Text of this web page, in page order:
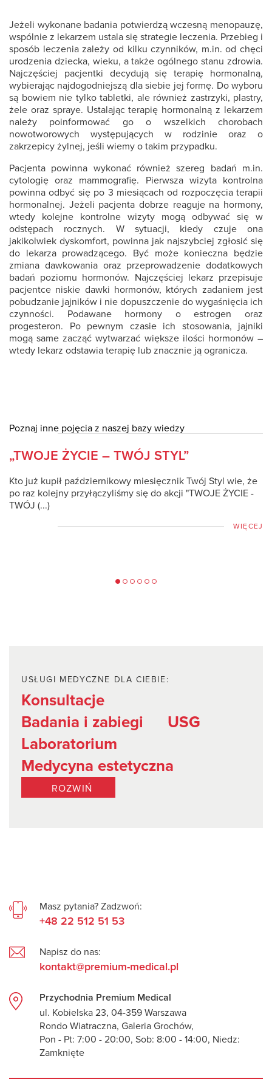
Jeżeli wykonane badania potwierdzą wczesną menopauzę,
wspólnie z lekarzem ustala się strategie leczenia. Przebieg i
sposób leczenia zależy od kilku czynników, m.in. od chęci
urodzenia dziecka, wieku, a także ogólnego stanu zdrowia.
Najczęściej pacjentki decydują się terapię hormonalną,
wybierając najdogodniejszą dla siebie jej formę. Do wyboru
są bowiem nie tylko tabletki, ale również zastrzyki, plastry,
żele oraz spraye. Ustalając terapię hormonalną z lekarzem
należy poinformować go o wszelkich chorobach
nowotworowych występujących w rodzinie oraz o
zakrzepicy żylnej, jeśli wiemy o takim przypadku.
Pacjenta powinna wykonać również szereg badań m.in.
cytologię oraz mammografię. Pierwsza wizyta kontrolna
powinna odbyć się po 3 miesiącach od rozpoczęcia terapii
hormonalnej. Jeżeli pacjenta dobrze reaguje na hormony,
wtedy kolejne kontrolne wizyty mogą odbywać się w
odstępach rocznych. W sytuacji, kiedy czuje ona
jakikolwiek dyskomfort, powinna jak najszybciej zgłosić się
do lekarza prowadzącego. Być może konieczna będzie
zmiana dawkowania oraz przeprowadzenie dodatkowych
badań poziomu hormonów. Najczęściej lekarz przepisuje
pacjentce niskie dawki hormonów, których zadaniem jest
pobudzanie jajników i nie dopuszczenie do wygaśnięcia ich
czynności. Podawane hormony o estrogen oraz
progesteron. Po pewnym czasie ich stosowania, jajniki
mogą same zacząć wytwarzać większe ilości hormonów –
wtedy lekarz odstawia terapię lub znacznie ją ogranicza.
Poznaj inne pojęcia z naszej bazy wiedzy
„TWOJE ŻYCIE – TWÓJ STYL”
Kto już kupił październikowy miesięcznik Twój Styl wie, że
po raz kolejny przyłączyliśmy się do akcji "TWOJE ŻYCIE -
TWÓJ (...)
WIĘCEJ
USŁUGI MEDYCZNE DLA CIEBIE:
Konsultacje
Badania i zabiegi
USG
Laboratorium
Medycyna estetyczna
ROZWIŃ
Masz pytania? Zadzwoń:
+48 22 512 51 53
Napisz do nas:
kontakt@premium-medical.pl
Przychodnia Premium Medical
ul. Kobielska 23, 04-359 Warszawa
Rondo Wiatraczna, Galeria Grochów,
Pon - Pt: 7:00 - 20:00, Sob: 8:00 - 14:00, Niedz:
Zamknięte